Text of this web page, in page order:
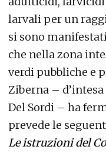
larvali per un
si sono
che nella zona
verdi pubbliche e
Ziberna – d’intesa
Del Sordi – ha
prevede le
Le istruzioni del